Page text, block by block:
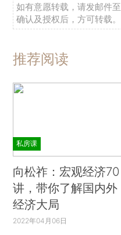
如有意愿转载，请发邮件至
确认及授权后，方可转载。
推荐阅读
私房课
向松祚：宏观经济70
讲，带你了解国内外
经济大局
2022年04月06日